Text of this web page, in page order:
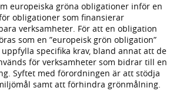
europeiska gröna obligationer inför en
obligationer som finansierar
verksamheter. För att en obligation
som en ”europeisk grön obligation”
specifika krav, bland annat att de
för verksamheter som bidrar till en
Syftet med förordningen är att stödja
samt att förhindra grönmålning.